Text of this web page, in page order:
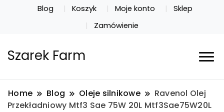
Blog Koszyk Moje konto
Sklep
Zamówienie
Szarek Farm
Home Blog Oleje silnikowe
Ravenol Olej
Przekładniowy Mtf3 Sae 75W 20L Mtf3Sae75W20L